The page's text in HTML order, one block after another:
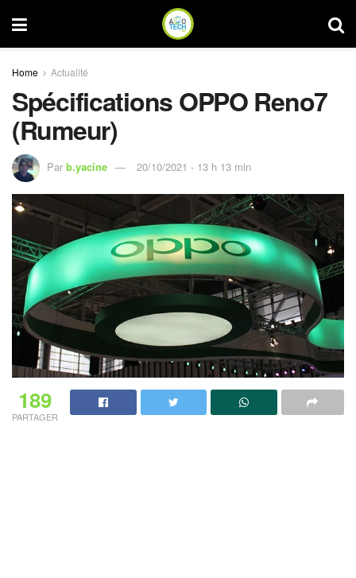
Home Actualité
Spécifications OPPO Reno7
(Rumeur)
Par b.yacine 20/10/2021 - 13 h 13 min
189
PARTAGER